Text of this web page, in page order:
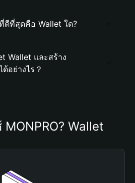
ดีที่สุดคือ Wallet ใด?
Wallet และสร้าง
อย่างไร？
MONPRO? Wallet